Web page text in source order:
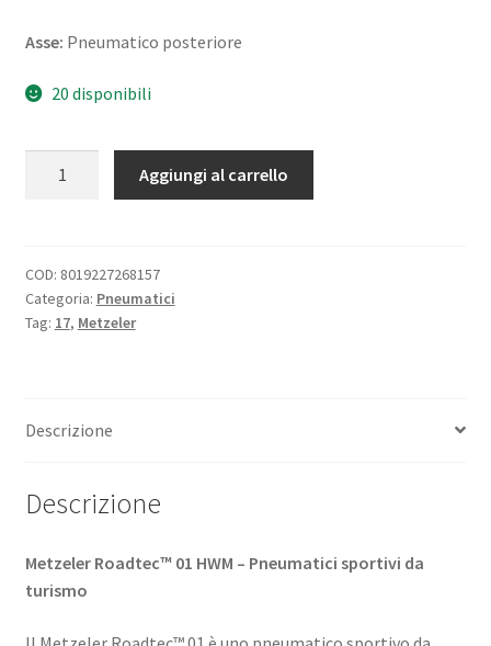
Asse: Pneumatico posteriore
20 disponibili
190/55
ZR
17
quantità
Aggiungi al carrello
COD: 8019227268157
Categoria: Pneumatici
Tag: 17, Metzeler
Descrizione
Descrizione
Metzeler Roadtec™ 01 HWM – Pneumatici sportivi da
turismo